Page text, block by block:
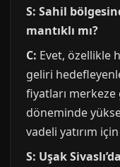
S: Sahil
mantıklı mı?
C: Evet, özellikle
geliri
fiyatları
döneminde
vadeli yatırım
S: Uşak